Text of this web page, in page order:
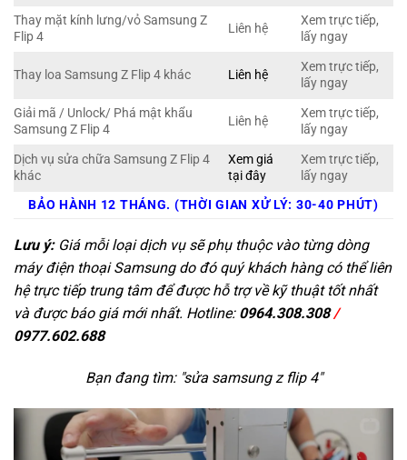
Thay mặt kính lưng/vỏ Samsung Z
Flip 4
Liên hệ
Xem trực tiếp,
lấy ngay
Thay loa Samsung Z Flip 4 khác Liên hệ
Xem trực tiếp,
lấy ngay
Giải mã / Unlock/ Phá mật khẩu
Samsung Z Flip 4
Liên hệ
Xem trực tiếp,
lấy ngay
Dịch vụ sửa chữa Samsung Z Flip 4
khác
Xem giá
tại đây
Xem trực tiếp,
lấy ngay
BẢO HÀNH 12 THÁNG. (THỜI GIAN XỬ LÝ: 30-40 PHÚT)
Lưu ý:Giá mỗi loại dịch vụ sẽ phụ thuộc vào từng dòng
máy điện thoại Samsung do đó quý khách hàng có thể liên
hệ trực tiếp trung tâm để được hỗ trợ về kỹ thuật tốt nhất
và được báo giá mới nhất. Hotline: 0964.308.308/
0977.602.688
Bạn đang tìm: "sửa samsung z flip 4"